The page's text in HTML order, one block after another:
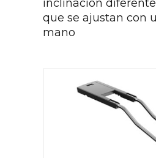
inclinación
que se ajustan con
mano